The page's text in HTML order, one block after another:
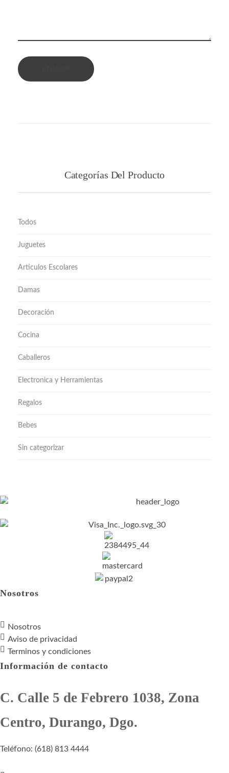
Categorías Del Producto
Todos
Juguetes
Articulos Escolares
Damas
Decoración
Cocina
Caballeros
Electronica y Herramientas
Regalos
Bebes
Sin categorizar
Nosotros
Nosotros
Aviso de privacidad
Terminos y condiciones
Información de contacto
C. Calle 5 de Febrero 1038, Zona
Centro, Durango, Dgo.
Teléfono: (618) 813 4444